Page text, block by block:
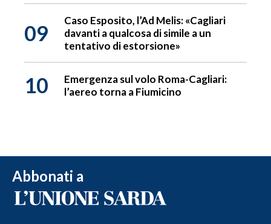
09
Caso Esposito, l’Ad Melis: «Cagliari
davanti a qualcosa di simile a un
tentativo di estorsione»
10
Emergenza sul volo Roma-Cagliari:
l’aereo torna a Fiumicino
Abbonati a